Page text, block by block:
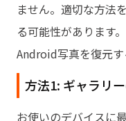
ません。適切な方法
る可能性があります
Android写真を復元す
方法1: ギャラリ
お使いのデバイスに